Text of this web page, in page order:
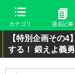
カテゴリ 過去記事
【特別企画その
する！ 鍛えよ義勇